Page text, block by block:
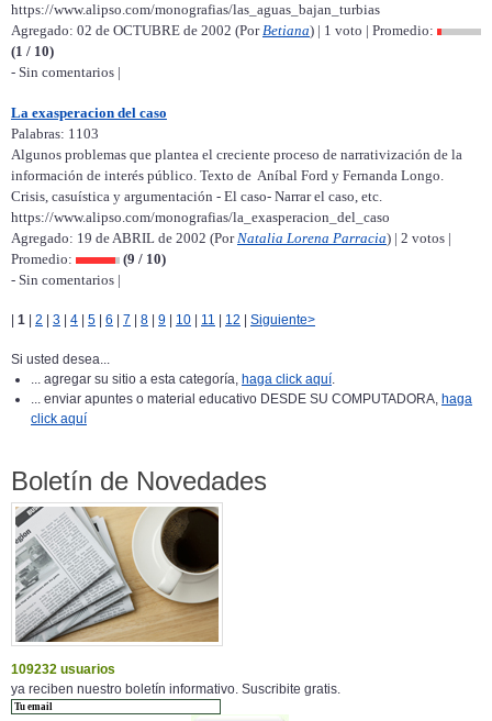
https://www.alipso.com/monografias/las_aguas_bajan_turbias
Agregado: 02 de OCTUBRE de 2002 (PorBetiana) | 1 voto | Promedio:
(1 / 10)
- Sin comentarios |
La exasperacion del caso
Palabras: 1103
Algunos problemas que plantea el creciente proceso de narrativización de la
información de interés público. Texto de Aníbal Ford y Fernanda Longo.
Crisis, casuística y argumentación - El caso- Narrar el caso, etc.
https://www.alipso.com/monografias/la_exasperacion_del_caso
Agregado: 19 de ABRIL de 2002 (PorNatalia Lorena Parracia) | 2 votos |
Promedio:
(9 / 10)
- Sin comentarios |
1 2 3 4 5 6 7 8 9 10 11 12 Siguiente>
Si usted desea...
... agregar su sitio a esta categoría, haga click aquí.
... enviar apuntes o material educativo DESDE SU COMPUTADORA, haga
click aquí
Boletín de Novedades
109232 usuarios
ya reciben nuestro boletín informativo. Suscribite gratis.